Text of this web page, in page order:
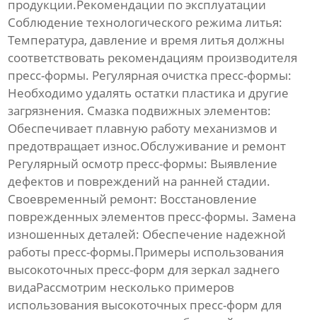
продукции.Рекомендации по эксплуатации
Соблюдение технологического режима литья:
Температура, давление и время литья должны
соответствовать рекомендациям производителя
пресс-формы. Регулярная очистка пресс-формы:
Необходимо удалять остатки пластика и другие
загрязнения. Смазка подвижных элементов:
Обеспечивает плавную работу механизмов и
предотвращает износ.Обслуживание и ремонт
Регулярный осмотр пресс-формы: Выявление
дефектов и повреждений на ранней стадии.
Своевременный ремонт: Восстановление
поврежденных элементов пресс-формы.Замена
изношенных деталей: Обеспечение надежной
работы пресс-формы.Примеры использования
высокоточных пресс-форм для зеркал заднего
видаРассмотрим несколько примеров
использования высокоточных пресс-форм для